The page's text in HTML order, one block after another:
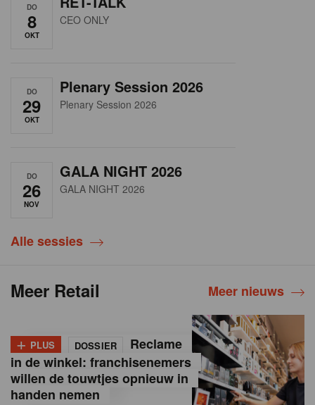
DO
8
OKT
CEO ONLY
DO
29
OKT
Plenary Session 2026
Plenary Session 2026
DO
26
NOV
GALA NIGHT 2026
GALA NIGHT 2026
Alle sessies
Meer Retail Meer nieuws
+ PLUS DOSSIER
Reclame
in de winkel: franchisenemers
willen de touwtjes opnieuw in
handen nemen